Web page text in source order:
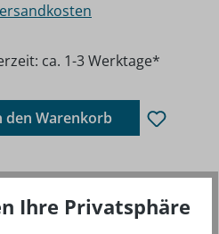
ca. 1-3 Werktage*
den gewünschten
den Warenkorb
Ihre Privatsphäre